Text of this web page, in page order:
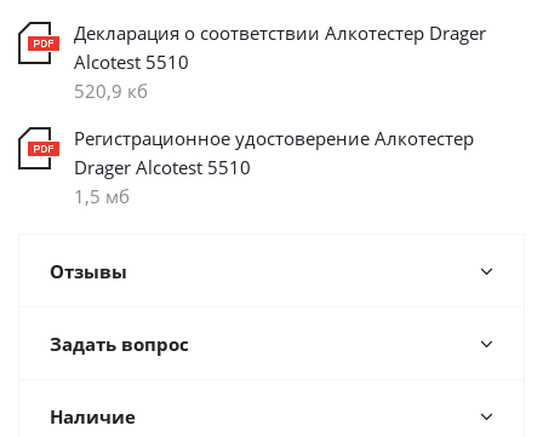
Декларация о соответствии Алкотестер Drager
Alcotest 5510
520,9 кб
Регистрационное удостоверение Алкотестер
Drager Alcotest 5510
1,5 мб
Отзывы
Задать вопрос
Наличие